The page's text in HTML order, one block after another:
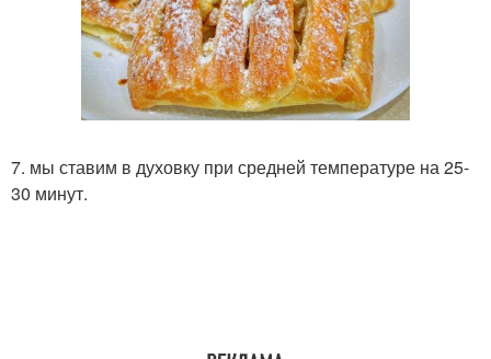
7. мы ставим в духовку при средней температуре на 25-
30 минут.